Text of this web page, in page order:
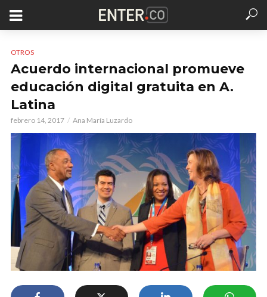
OTROS
Acuerdo internacional promueve
educación digital gratuita en A.
Latina
febrero 14, 2017 Ana María Luzardo